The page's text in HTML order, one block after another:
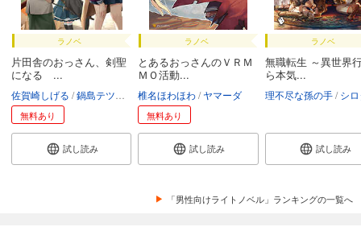
ラノベ
片田舎のおっさん、剣聖
になる ...
佐賀崎しげる 鍋島テツヒロ
無料あり
試し読み
ラノベ
とあるおっさんのＶＲＭ
ＭＯ活動...
椎名ほわほわ ヤマーダ
無料あり
試し読み
ラノベ
無職転生 ～異世界
ら本気...
理不尽な孫の手 シ
試し読み
「男性向けライトノベル」ランキングの一覧へ